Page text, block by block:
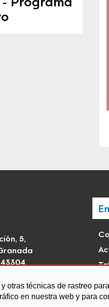
otras técnicas de rastreo
en nuestra web y para
Programa
5,